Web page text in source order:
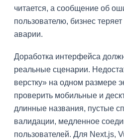
читается, а сообщение об
пользователю, бизнес
аварии.
Доработка интерфейса
реальные сценарии.
верстку» на одном размере
проверить мобильные и
длинные названия, пустые
валидации, медленное
пользователей. Для Next.js,